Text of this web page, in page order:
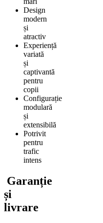
Design
modern
și
atractiv
Experiență
variată
și
captivantă
pentru
copii
Configurație
modulară
și
extensibilă
Potrivit
pentru
trafic
intens
Garanție
și
livrare